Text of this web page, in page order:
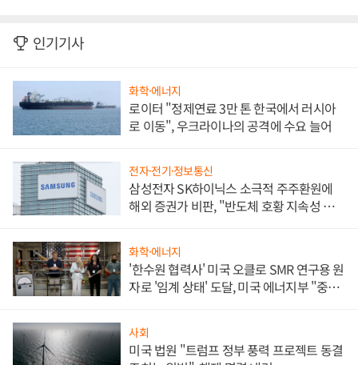
인기기사
화학·에너지
로이터 "정제연료 3만 톤 한국에서 러시아
로 이동", 우크라이나의 공격에 수요 늘어
전자·전기·정보통신
삼성전자 SK하이닉스 소극적 주주환원에
해외 증권가 비판, "반도체 호황 지속성 의
화학·에너지
'한수원 협력사' 미국 오클로 SMR 연구용 원
자로 '임계 상태' 도달, 미국 에너지부 "중요
사회
미국 법원 "트럼프 정부 풍력 프로젝트 동결